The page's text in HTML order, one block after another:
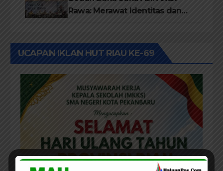
Rawa: Merawat Identitas dan
UCAPAN IKLAN HUT RIAU KE-69